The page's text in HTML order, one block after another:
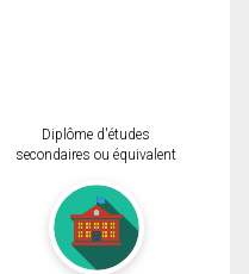
Diplôme d'études
secondaires ou équivalent